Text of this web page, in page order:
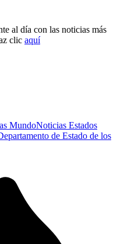
al día con las noticias más
clic aquí
MundoNoticias Estados
de Estado de los